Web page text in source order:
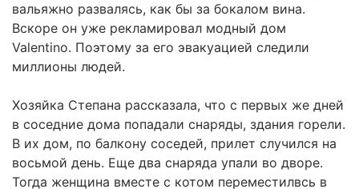
вальяжно развалясь, как бы за бокалом вина.
Вскоре он уже рекламировал модный дом
Valentino. Поэтому за его эвакуацией следили
миллионы людей.
Хозяйка Степана рассказала, что с первых же дней
в соседние дома попадали снаряды, здания горели.
В их дом, по балкону соседей, прилет случился на
восьмой день. Еще два снаряда упали во дворе.
Тогда женщина вместе с котом переместилвсь в